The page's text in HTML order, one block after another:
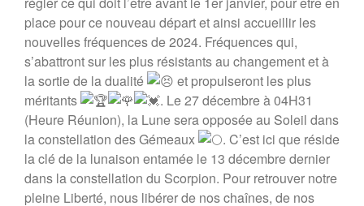
place pour ce nouveau départ et ainsi accueillir les
nouvelles fréquences de 2024. Fréquences qui,
s’abattront sur les plus résistants au changement et à
la sortie de la dualité
et propulseront les plus
méritants
. Le 27 décembre à 04H31
(Heure Réunion), la Lune sera opposée au Soleil dans
la constellation des Gémeaux
. C’est ici que réside
la clé de la lunaison entamée le 13 décembre dernier
dans la constellation du Scorpion. Pour retrouver notre
pleine Liberté, nous libérer de nos chaînes, de nos